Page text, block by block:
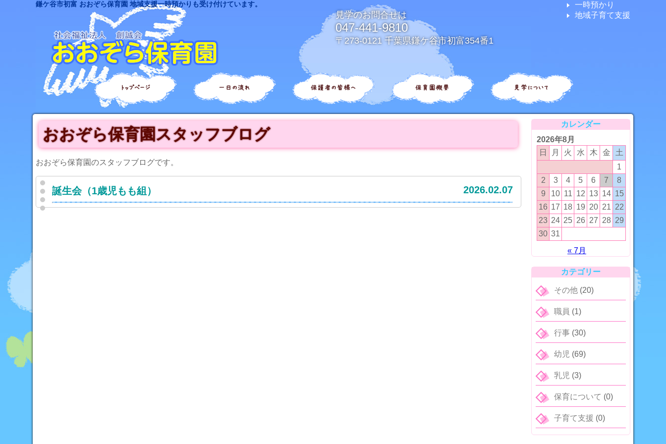
鎌ケ谷市初富 おおぞら保育園 地域支援一時預かりも受け付けています。
見学のお問合せは
047-441-9810
〒273-0121 千葉県鎌ケ谷市初富354番1
一時預かり
地域子育て支援
トップページ 一日の流れ 保護者の皆様へ 保育園概要 見学について
おおぞら保育園スタッフブログ
おおぞら保育園のスタッフブログです。
誕生会（1歳児もも組） 2026.02.07
カレンダー
2026年8月
日
月 火 水 木 金
土
1
2
3 4 5 6 7
8
9
10 11 12 13 14 15
16 17 18 19 20 21 22
23 24 25 26 27 28 29
30 31
« 7月
カテゴリー
その他(20)
職員 (1)
行事(30)
幼児 (69)
乳児 (3)
保育について (0)
子育て支援 (0)